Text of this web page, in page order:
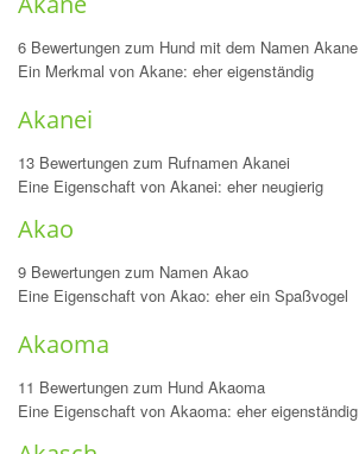
6 Bewertungen zum Hund mit dem Namen Akane
Ein Merkmal von Akane: eher eigenständig
Akanei
13 Bewertungen zum Rufnamen Akanei
Eine Eigenschaft von Akanei: eher neugierig
Akao
9 Bewertungen zum Namen Akao
Eine Eigenschaft von Akao: eher ein Spaßvogel
Akaoma
11 Bewertungen zum Hund Akaoma
Eine Eigenschaft von Akaoma: eher eigenständig